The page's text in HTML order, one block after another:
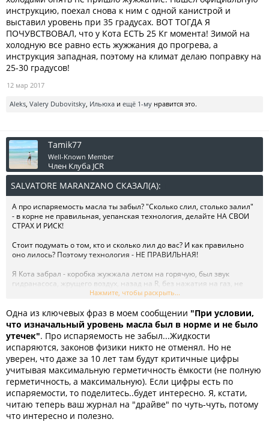
инструкцию, поехал снова к ним с одной канистрой и
выставил уровень при 35 градусах. ВОТ ТОГДА Я
ПОЧУВСТВОВАЛ, что у Кота ЕСТЬ 25 Кг момента! Зимой на
холодную все равно есть жужжания до прогрева, а
инструкция западная, поэтому на климат делаю поправку на
25-30 градусов!
12 мар 2017
Aleks, Valery Dubovitsky, Ильюха и ещё 1-му нравится это.
Tamik77
Well-Known Member
Член Клуба JCR
SALVATORE MARANZANO СКАЗАЛ(А):
А про испаряемость масла ты забыл? "Сколько слил, столько залил"
- в корне не правильная, уепанская технология, делайте НА СВОИ
СТРАХ И РИСК!
Стоит подумать о том, кто и сколько лил до вас? И как правильно
оно лилось? Поэтому технология - НЕ ПРАВИЛЬНАЯ!
Я Кота забрал - коробка жужжала летом на горячую, был звук
гидранасоса, жрущего воздух, назад на R, без нажатия на газ, не
ехал вообще! А все дело в том, что масло до меня меняли ИДИОТЫ!
первой замены масла (у мультимарочного дилера) с уровнем на 87
градусах (они делали по-своему), Кот поехал и все было круто, пока с
холодами опять не пришло жужжание. Нашел официальную
инструкцию, поехал снова к ним с одной канистрой и выставил
уровень при 35 градусах. ВОТ ТОГДА Я ПОЧУВСТВОВАЛ, что у Кота
ЕСТЬ 25 Кг момента! Зимой на холодную все равно есть жужжания
до прогрева, а инструкция западная, поэтому на климат делаю
поправку на 25-30 градусов!
Нажмите, чтобы раскрыть...
Одна из ключевых фраз в моем сообщении "При условии,
что изначальный уровень масла был в норме и не было
утечек". Про испаряемость не забыл...Жидкости
испаряются, законов физики никто не отменял. Но не
уверен, что даже за 10 лет там будут критичные цифры
учитывая максимальную герметичность ёмкости (не полную
герметичность, а максимальную). Если цифры есть по
испаряемости, то поделитесь..будет интересно. Я, кстати,
читаю теперь ваш журнал на "драйве" по чуть-чуть, потому
что интересно и полезно.